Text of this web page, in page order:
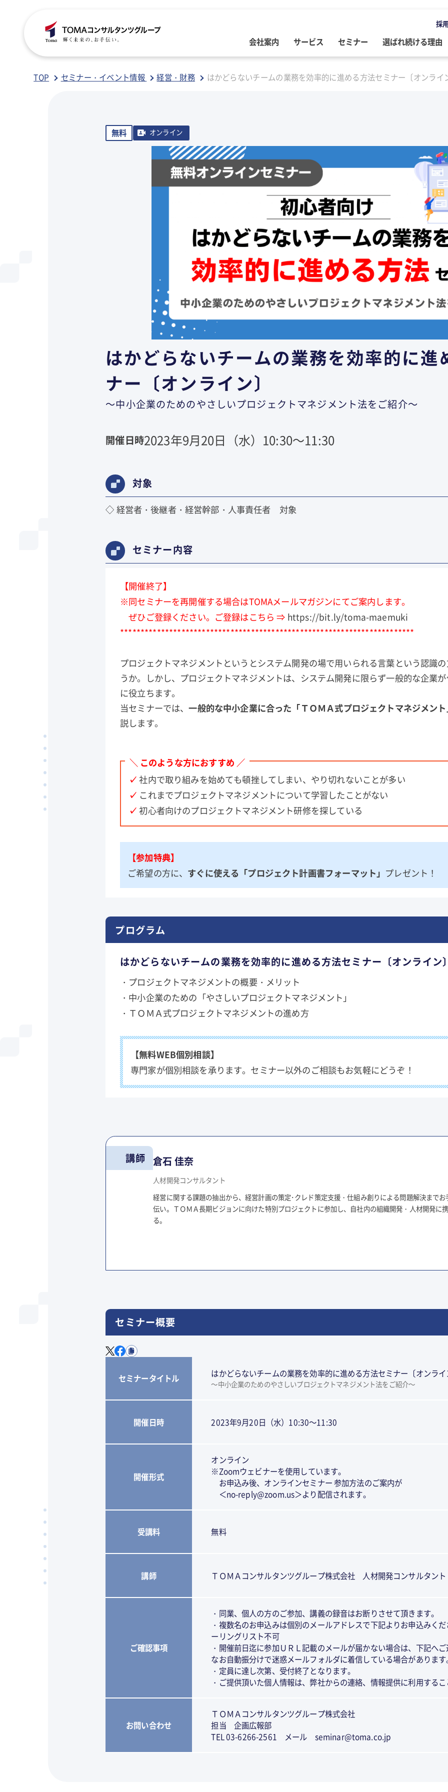
採
会社案内
COMPANY
サービス
SERVICE
ご提供サービス
人事・労務
不動産コンサルティング
セミナー
SEMINAR
セミナー情報
事業承継・相続
選ばれ続ける理由
BLOG
専門家によるブログ
人事・労務ブログ
社長のブログ ～100年続く企業を
創る～
TOP セミナー・イベント情報 経営・財務 はかどらないチームの業務を効率的に進める方法セミナー〔オンライ
無料 オンライン
はかどらないチームの業務を効率的に進
ナー〔オンライン〕
～中小企業のためのやさしいプロジェクトマネジメント法をご紹介～
開催日時2023年9月20日（水）10:30～11:30
対象
◇ 経営者・後継者・経営幹部・人事責任者 対象
セミナー内容
【開催終了】
※同セミナーを再開催する場合はTOMAメールマガジンにてご案内します。
ぜひご登録ください。ご登録はこちら ⇒ https://bit.ly/toma-maemuki
************************************************************************
プロジェクトマネジメントというとシステム開発の場で用いられる言葉という認識
うか。しかし、プロジェクトマネジメントは、システム開発に限らず一般的な企業
に役立ちます。
当セミナーでは、一般的な中小企業に合った「ＴＯＭＡ式プロジェクトマネジメン
説します。
＼ このような方におすすめ ／
✓ 社内で取り組みを始めても頓挫してしまい、やり切れないことが多い
✓ これまでプロジェクトマネジメントについて学習したことがない
✓ 初心者向けのプロジェクトマネジメント研修を探している
【参加特典】
ご希望の方に、 すぐに使える「プロジェクト計画書フォーマット」 プレゼント！
プログラム
はかどらないチームの業務を効率的に進める方法セミナー〔オンライン
・プロジェクトマネジメントの概要・メリット
・中小企業のための「やさしいプロジェクトマネジメント」
・ＴＯＭＡ式プロジェクトマネジメントの進め方
【無料WEB個別相談】
専門家が個別相談を承ります。セミナー以外のご相談もお気軽にどうぞ！
講師 倉石 佳奈
人材開発コンサルタント
経営に関する課題の抽出から、経営計画の策定･クレド策定支援・仕組み創りによる問題解決までお
伝い。ＴＯＭＡ長期ビジョンに向けた特別プロジェクトに参加し、自社内の組織開発・人材開発に
る。
セミナー概要
セミナータイトル はかどらないチームの業務を効率的に進める方法セミナー〔オンラ
～中小企業のためのやさしいプロジェクトマネジメント法をご紹介～
開催日時 2023年9月20日（水）10:30～11:30
開催形式
オンライン
※Zoomウェビナーを使用しています。
お申込み後、オンラインセミナー 参加方法のご案内が
＜no-reply@zoom.us＞より配信されます。
受講料 無料
講師 ＴＯＭＡコンサルタンツグループ株式会社 人材開発コンサルタン
ご確認事項
・同業、個人の方のご参加、講義の録音はお断りさせて頂きます。
・複数名のお申込みは個別のメールアドレスで下記よりお申込み
ーリングリスト不可
・開催前日迄に参加ＵＲＬ記載のメールが届かない場合は、下記へ
なお自動振分けで迷惑メールフォルダに着信している場合がありま
・定員に達し次第、受付終了となります。
・ご提供頂いた個人情報は、弊社からの連絡、情報提供に利用する
お問い合わせ
ＴＯＭＡコンサルタンツグループ株式会社
担当 企画広報部
TEL 03-6266-2561 メール seminar@toma.co.jp